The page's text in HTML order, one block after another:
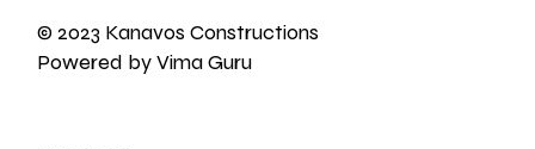
© 2023 Kanavos Constructions
Powered by Vima Guru